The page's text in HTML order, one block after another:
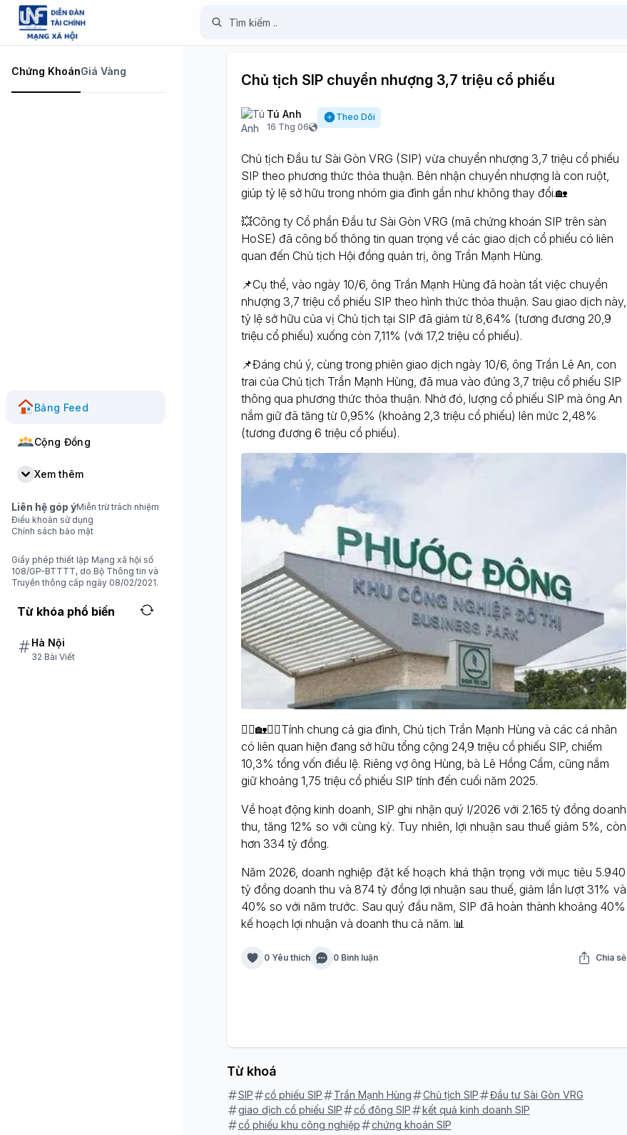
Chứng KhoánGiá Vàng
Bảng Feed
Cộng Đồng
Xem thêm
Liên hệ góp ýMiễn trừ trách nhiệm
Điều khoản sử dụng
Chính sách bảo mật
Giấy phép thiết lập Mạng xã hội số
108/GP-BTTTT, do Bộ Thông tin và
Truyền thông cấp ngày 08/02/2021.
Từ khóa phổ biến
Hà Nội
32 Bài Viết
Chủ tịch SIP chuyển nhượng 3,7 triệu cổ phiếu
Tú Anh
16 Thg 06
Theo Dõi
Chủ tịch Đầu tư Sài Gòn VRG (SIP) vừa chuyển nhượng 3,7 triệu cổ phiếu
SIP theo phương thức thỏa thuận. Bên nhận chuyển nhượng là con ruột,
giúp tỷ lệ sở hữu trong nhóm gia đình gần như không thay đổi.🏡
💥Công ty Cổ phần Đầu tư Sài Gòn VRG (mã chứng khoán SIP trên sàn
HoSE) đã công bố thông tin quan trọng về các giao dịch cổ phiếu có liên
quan đến Chủ tịch Hội đồng quản trị, ông Trần Mạnh Hùng.
📌Cụ thể, vào ngày 10/6, ông Trần Mạnh Hùng đã hoàn tất việc chuyển
nhượng 3,7 triệu cổ phiếu SIP theo hình thức thỏa thuận. Sau giao dịch này,
tỷ lệ sở hữu của vị Chủ tịch tại SIP đã giảm từ 8,64% (tương đương 20,9
triệu cổ phiếu) xuống còn 7,11% (với 17,2 triệu cổ phiếu).
📌Đáng chú ý, cùng trong phiên giao dịch ngày 10/6, ông Trần Lê An, con
trai của Chủ tịch Trần Mạnh Hùng, đã mua vào đúng 3,7 triệu cổ phiếu SIP
thông qua phương thức thỏa thuận. Nhờ đó, lượng cổ phiếu SIP mà ông An
nắm giữ đã tăng từ 0,95% (khoảng 2,3 triệu cổ phiếu) lên mức 2,48%
(tương đương 6 triệu cổ phiếu).
🙎‍♀️🏡🙍‍♂️Tính chung cả gia đình, Chủ tịch Trần Mạnh Hùng và các cá nhân
có liên quan hiện đang sở hữu tổng cộng 24,9 triệu cổ phiếu SIP, chiếm
10,3% tổng vốn điều lệ. Riêng vợ ông Hùng, bà Lê Hồng Cẩm, cũng nắm
giữ khoảng 1,75 triệu cổ phiếu SIP tính đến cuối năm 2025.
Về hoạt động kinh doanh, SIP ghi nhận quý I/2026 với 2.165 tỷ đồng doanh
thu, tăng 12% so với cùng kỳ. Tuy nhiên, lợi nhuận sau thuế giảm 5%, còn
hơn 334 tỷ đồng.
Năm 2026, doanh nghiệp đặt kế hoạch khá thận trọng với mục tiêu 5.940
tỷ đồng doanh thu và 874 tỷ đồng lợi nhuận sau thuế, giảm lần lượt 31% và
40% so với năm trước. Sau quý đầu năm, SIP đã hoàn thành khoảng 40%
kế hoạch lợi nhuận và doanh thu cả năm. 📊
0 Yêu thích 0 Bình luận Chia sẻ
Từ khoá
SIP cổ phiếu SIP Trần Mạnh Hùng Chủ tịch SIP
Đầu tư Sài Gòn VRG
giao dịch cổ phiếu SIP
cổ đông SIP
kết quả kinh doanh SIP
cổ phiếu khu công nghiệp
chứng khoán SIP